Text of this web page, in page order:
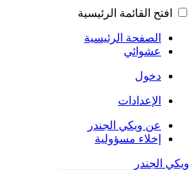
افتح القائمة الرئيسية
الصفحة الرئيسية
عشوائي
دخول
الإعدادات
عن ويكي الجندر
إخلاء مسؤولية
ويكي الجندر